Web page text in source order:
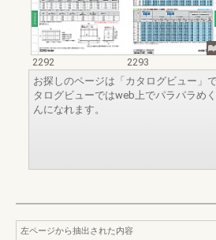
2292
2293
お探しのページは「カタログビュー」
タログビューではweb上でパラパラめ
んになれます。
左ページから抽出された内容